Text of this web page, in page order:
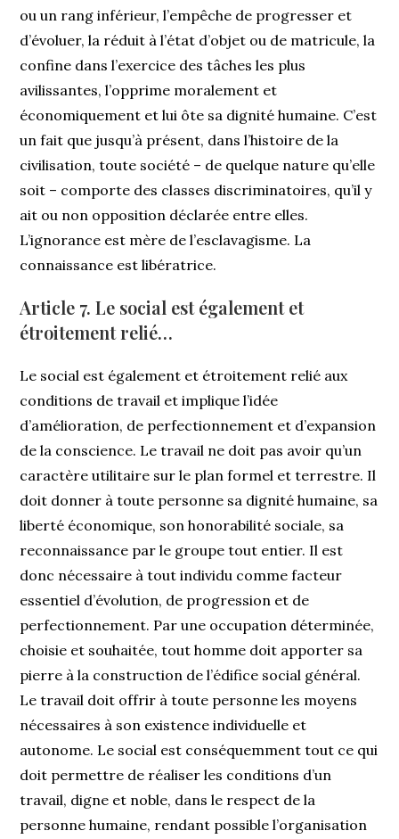
ou un rang inférieur, l’empêche de progresser et
d’évoluer, la réduit à l’état d’objet ou de matricule, la
confine dans l’exercice des tâches les plus
avilissantes, l’opprime moralement et
économiquement et lui ôte sa dignité humaine. C’est
un fait que jusqu’à présent, dans l’histoire de la
civilisation, toute société – de quelque nature qu’elle
soit – comporte des classes discriminatoires, qu’il y
ait ou non opposition déclarée entre elles.
L’ignorance est mère de l’esclavagisme. La
connaissance est libératrice.
Article 7. Le social est également et
étroitement relié…
Le social est également et étroitement relié aux
conditions de travail et implique l’idée
d’amélioration, de perfectionnement et d’expansion
de la conscience. Le travail ne doit pas avoir qu’un
caractère utilitaire sur le plan formel et terrestre. Il
doit donner à toute personne sa dignité humaine, sa
liberté économique, son honorabilité sociale, sa
reconnaissance par le groupe tout entier. Il est
donc nécessaire à tout individu comme facteur
essentiel d’évolution, de progression et de
perfectionnement. Par une occupation déterminée,
choisie et souhaitée, tout homme doit apporter sa
pierre à la construction de l’édifice social général.
Le travail doit offrir à toute personne les moyens
nécessaires à son existence individuelle et
autonome. Le social est conséquemment tout ce qui
doit permettre de réaliser les conditions d’un
travail, digne et noble, dans le respect de la
personne humaine, rendant possible l’organisation